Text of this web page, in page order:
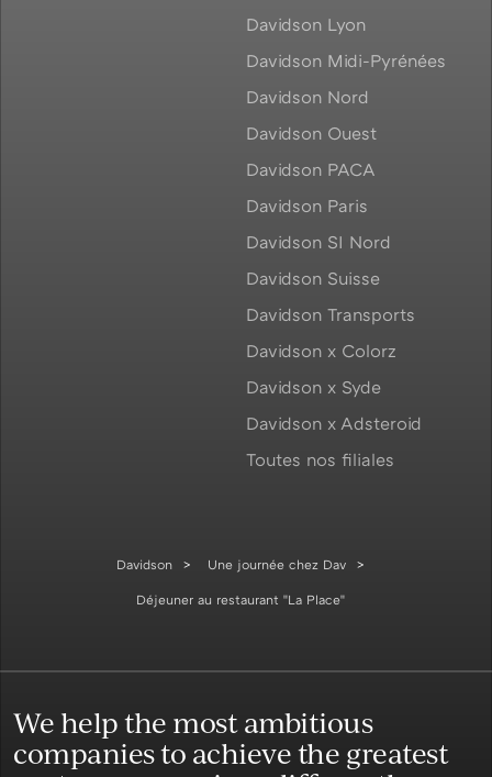
Davidson Lyon
Davidson Midi-Pyrénées
Davidson Nord
Davidson Ouest
Davidson PACA
Davidson Paris
Davidson SI Nord
Davidson Suisse
Davidson Transports
Davidson x Colorz
Davidson x Syde
Davidson x Adsteroid
Toutes nos filiales
Davidson Une journée chez Dav
Déjeuner au restaurant "La Place"
We help the most ambitious
companies to achieve the greatest